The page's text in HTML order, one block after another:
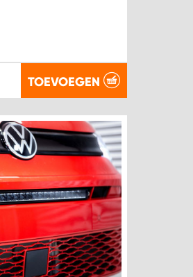
TOEVOEGEN